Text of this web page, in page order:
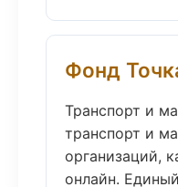
Фонд
Транспорт и
транспорт и
организаций,
онлайн.